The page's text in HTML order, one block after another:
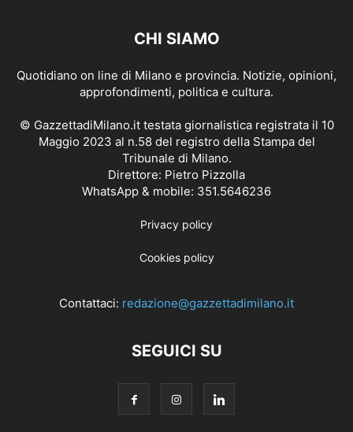
CHI SIAMO
Quotidiano on line di Milano e provincia. Notizie, opinioni,
approfondimenti, politica e cultura.
© GazzettadiMilano.it testata giornalistica registrata il 10
Maggio 2023 al n.58 del registro della Stampa del
Tribunale di Milano.
Direttore: Pietro Pizzolla
WhatsApp & mobile: 351.5646236
Privacy policy
Cookies policy
Contattaci: redazione@gazzettadimilano.it
SEGUICI SU